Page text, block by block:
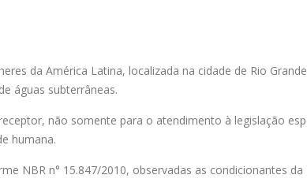
da América Latina, localizada na cidade de Rio
águas subterrâneas.
não somente para o atendimento à legislação
humana.
NBR n° 15.847/2010, observadas as condicionantes da